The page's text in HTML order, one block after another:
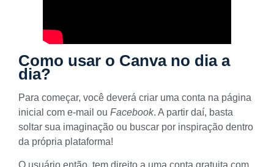
Como usar o Canva no dia a
dia?
Para começar, você deverá criar uma conta na página
inicial com e-mail ou Facebook. A partir daí, basta
soltar sua imaginação ou buscar por inspiração dentro
da própria plataforma!